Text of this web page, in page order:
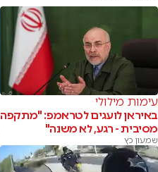
עימות מילולי
באיראן לועגים לטראמפ: "מתקפה
מסיבית - רגע, לא משנה"
שמעון כץ